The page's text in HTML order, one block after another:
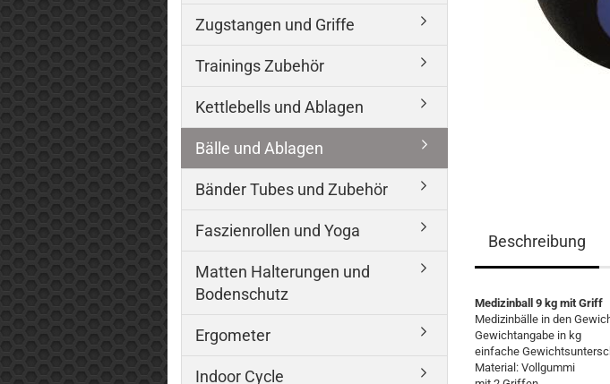
Beschreibung
Medizinball 9 kg mit Griff
Medizinbälle in den
Gewichtangabe in kg
einfache
Material: Vollgummi
Zugstangen und Griffe
Trainings Zubehör
Kettlebells und Ablagen
Bälle und Ablagen
Bänder Tubes und Zubehör
Faszienrollen und Yoga
Matten Halterungen und
Bodenschutz
Ergometer
Indoor Cycle